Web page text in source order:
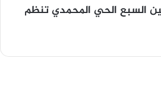
السبع الحي المحمدي تنظم